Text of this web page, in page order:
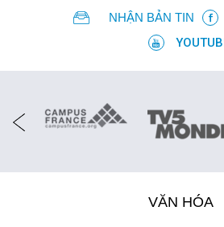
NHẬN BẢN TIN
VĂN HÓA